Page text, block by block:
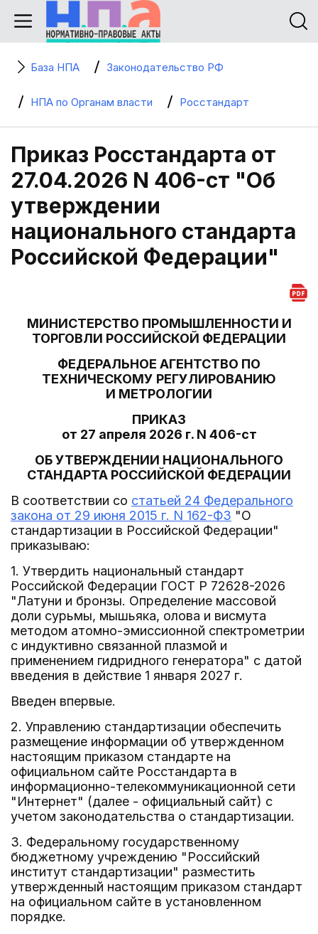
База НПА Законодательство РФ
НПА по Органам власти Росстандарт
Приказ Росстандарта от
27.04.2026 N 406-ст "Об
утверждении
национального стандарта
Российской Федерации"
МИНИСТЕРСТВО ПРОМЫШЛЕННОСТИ И
ТОРГОВЛИ РОССИЙСКОЙ ФЕДЕРАЦИИ
ФЕДЕРАЛЬНОЕ АГЕНТСТВО ПО
ТЕХНИЧЕСКОМУ РЕГУЛИРОВАНИЮ
И МЕТРОЛОГИИ
ПРИКАЗ
от 27 апреля 2026 г. N 406-ст
ОБ УТВЕРЖДЕНИИ НАЦИОНАЛЬНОГО
СТАНДАРТА РОССИЙСКОЙ ФЕДЕРАЦИИ
В соответствии со статьей 24 Федерального
закона от 29 июня 2015 г. N 162-ФЗ "О
стандартизации в Российской Федерации"
приказываю:
1. Утвердить национальный стандарт
Российской Федерации ГОСТ Р 72628-2026
"Латуни и бронзы. Определение массовой
доли сурьмы, мышьяка, олова и висмута
методом атомно-эмиссионной спектрометрии
с индуктивно связанной плазмой и
применением гидридного генератора" с датой
введения в действие 1 января 2027 г.
Введен впервые.
2. Управлению стандартизации обеспечить
размещение информации об утвержденном
настоящим приказом стандарте на
официальном сайте Росстандарта в
информационно-телекоммуникационной сети
"Интернет" (далее - официальный сайт) с
учетом законодательства о стандартизации.
3. Федеральному государственному
бюджетному учреждению "Российский
институт стандартизации" разместить
утвержденный настоящим приказом стандарт
на официальном сайте в установленном
порядке.